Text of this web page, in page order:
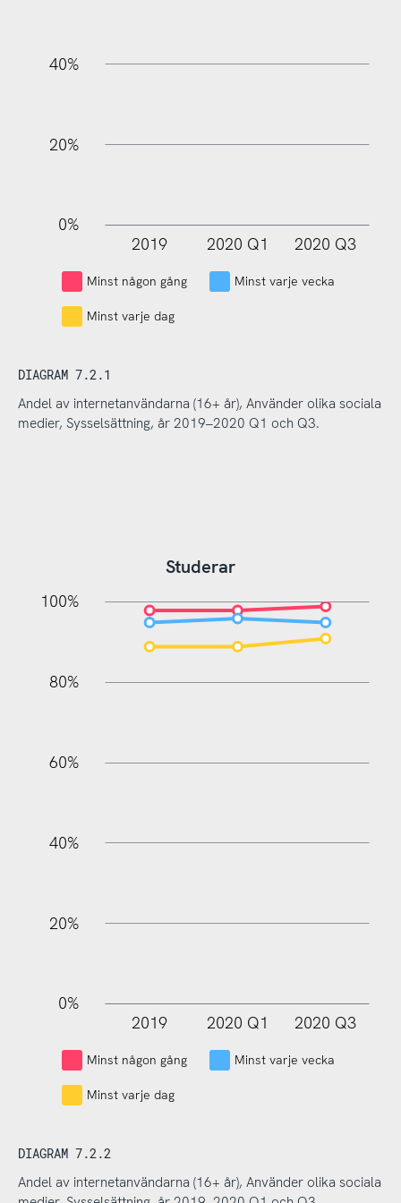
40%
20%
0%
L
2019 2020 Q1 2020 Q3
Minst någon gång Minst varje vecka
Minst varje dag
DIAGRAM 7.2.1
Andel av internetanvändarna (16+ år), Använder olika sociala
medier, Sysselsättning, år 2019–2020 Q1 och Q3.
Studerar
100%
80%
60%
40%
20%
0%
L
2019 2020 Q1 2020 Q3
Minst någon gång Minst varje vecka
Minst varje dag
DIAGRAM 7.2.2
Andel av internetanvändarna (16+ år), Använder olika sociala